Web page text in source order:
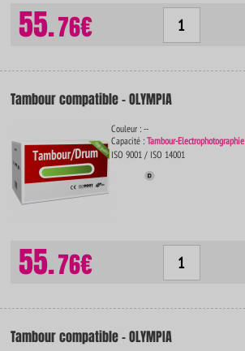
55.76€
Tambour compatible - OLYMPIA
Couleur : --
Capacité :Tambour-Electrophotographie
ISO 9001 / ISO 14001
55.76€
Tambour compatible - OLYMPIA